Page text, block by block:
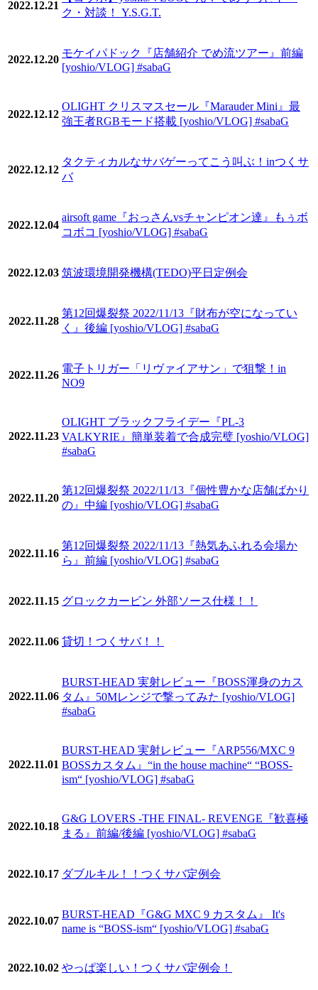
2022.12.21
ク・対談！ Y.S.G.T.
2022.12.20
モケイパドック『店舗紹介 でめ流ツアー』前編
[yoshio/VLOG] #sabaG
2022.12.12
OLIGHT クリスマスセール『Marauder Mini』最
強王者RGBモード搭載 [yoshio/VLOG] #sabaG
2022.12.12
タクティカルなサバゲーってこう叫ぶ！inつくサ
バ
2022.12.04
airsoft game『おっさんvsチャンピオン達』もぅボ
コボコ [yoshio/VLOG] #sabaG
2022.12.03 筑波環境開発機構(TEDO)平日定例会
2022.11.28
第12回爆裂祭 2022/11/13『財布が空になってい
く』後編 [yoshio/VLOG] #sabaG
2022.11.26
電子トリガー「リヴァイアサン」で狙撃！in
NO9
2022.11.23
OLIGHT ブラックフライデー『PL-3
VALKYRIE』簡単装着で合成完璧 [yoshio/VLOG]
#sabaG
2022.11.20
第12回爆裂祭 2022/11/13『個性豊かな店舗ばかり
の』中編 [yoshio/VLOG] #sabaG
2022.11.16
第12回爆裂祭 2022/11/13『熱気あふれる会場か
ら』前編 [yoshio/VLOG] #sabaG
2022.11.15 グロックカービン 外部ソース仕様！！
2022.11.06 貸切！つくサバ！！
2022.11.06
BURST-HEAD 実射レビュー『BOSS渾身のカス
タム』50Mレンジで撃ってみた [yoshio/VLOG]
#sabaG
2022.11.01
BURST-HEAD 実射レビュー『ARP556/MXC 9
BOSSカスタム』“in the house machine“ “BOSS-
ism“ [yoshio/VLOG] #sabaG
2022.10.18
G&G LOVERS -THE FINAL- REVENGE『歓喜極
まる』前編/後編 [yoshio/VLOG] #sabaG
2022.10.17 ダブルキル！！つくサバ定例会
2022.10.07
BURST-HEAD『G&G MXC 9 カスタム』 It's
name is “BOSS-ism“ [yoshio/VLOG] #sabaG
2022.10.02 やっぱ楽しい！つくサバ定例会！